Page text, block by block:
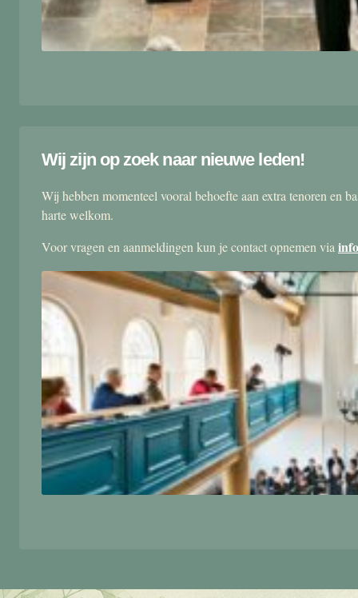
Wij zijn op zoek naar nieuwe leden!
Wij hebben momenteel vooral behoefte aan extra tenoren en
harte welkom.
Voor vragen en aanmeldingen kun je contact opnemen via